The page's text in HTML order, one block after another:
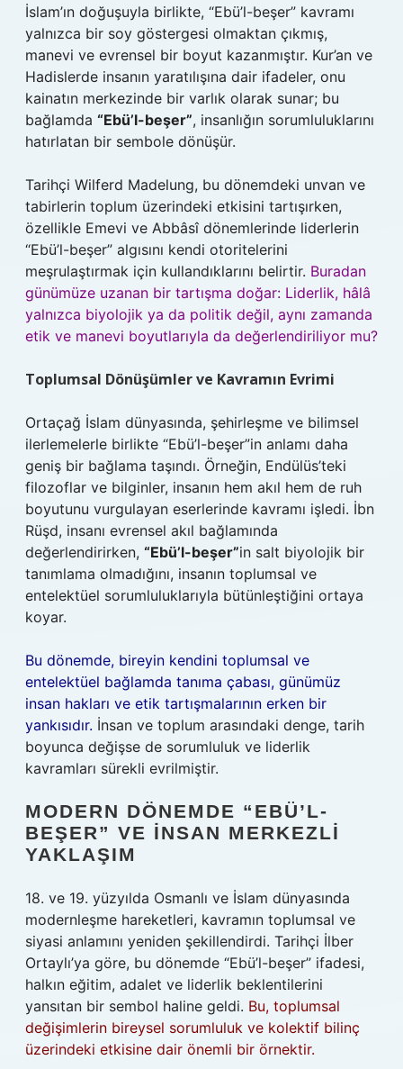
İslam’ın doğuşuyla birlikte, “Ebü’l-beşer” kavramı
yalnızca bir soy göstergesi olmaktan çıkmış,
manevi ve evrensel bir boyut kazanmıştır. Kur’an ve
Hadislerde insanın yaratılışına dair ifadeler, onu
kainatın merkezinde bir varlık olarak sunar; bu
bağlamda “Ebü’l-beşer”, insanlığın sorumluluklarını
hatırlatan bir sembole dönüşür.
Tarihçi Wilferd Madelung, bu dönemdeki unvan ve
tabirlerin toplum üzerindeki etkisini tartışırken,
özellikle Emevi ve Abbâsî dönemlerinde liderlerin
“Ebü’l-beşer” algısını kendi otoritelerini
meşrulaştırmak için kullandıklarını belirtir. Buradan
günümüze uzanan bir tartışma doğar: Liderlik, hâlâ
yalnızca biyolojik ya da politik değil, aynı zamanda
etik ve manevi boyutlarıyla da değerlendiriliyor mu?
Toplumsal Dönüşümler ve Kavramın Evrimi
Ortaçağ İslam dünyasında, şehirleşme ve bilimsel
ilerlemelerle birlikte “Ebü’l-beşer”in anlamı daha
geniş bir bağlama taşındı. Örneğin, Endülüs’teki
filozoflar ve bilginler, insanın hem akıl hem de ruh
boyutunu vurgulayan eserlerinde kavramı işledi. İbn
Rüşd, insanı evrensel akıl bağlamında
değerlendirirken, “Ebü’l-beşer”in salt biyolojik bir
tanımlama olmadığını, insanın toplumsal ve
entelektüel sorumluluklarıyla bütünleştiğini ortaya
koyar.
Bu dönemde, bireyin kendini toplumsal ve
entelektüel bağlamda tanıma çabası, günümüz
insan hakları ve etik tartışmalarının erken bir
yankısıdır. İnsan ve toplum arasındaki denge, tarih
boyunca değişse de sorumluluk ve liderlik
kavramları sürekli evrilmiştir.
MODERN DÖNEMDE “EBÜ’L-
BEŞER” VE İNSAN MERKEZLI
YAKLAŞIM
18. ve 19. yüzyılda Osmanlı ve İslam dünyasında
modernleşme hareketleri, kavramın toplumsal ve
siyasi anlamını yeniden şekillendirdi. Tarihçi İlber
Ortaylı’ya göre, bu dönemde “Ebü’l-beşer” ifadesi,
halkın eğitim, adalet ve liderlik beklentilerini
yansıtan bir sembol haline geldi. Bu, toplumsal
değişimlerin bireysel sorumluluk ve kolektif bilinç
üzerindeki etkisine dair önemli bir örnektir.